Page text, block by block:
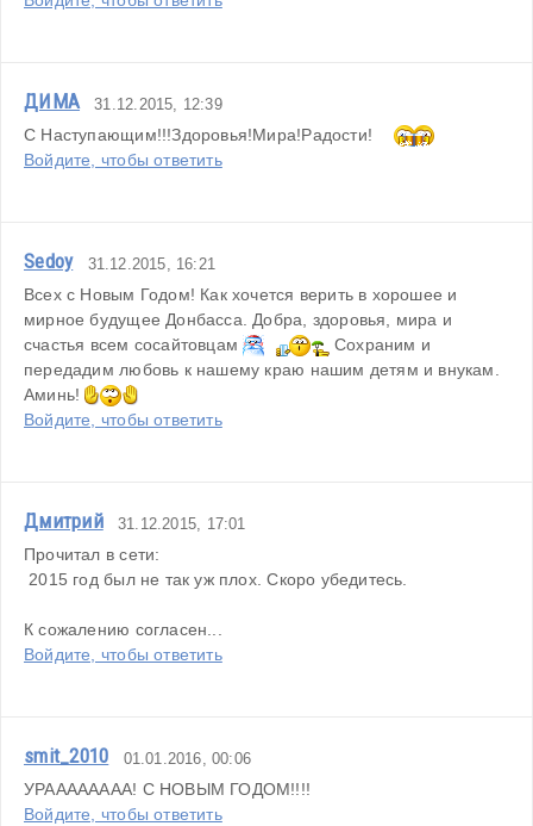
ДИМА 31.12.2015, 12:39
C Наступающим!!!Здоровья!Мира!Радости!
Войдите, чтобы ответить
Sedoy 31.12.2015, 16:21
Всех с Новым Годом! Как хочется верить в хорошее и
мирное будущее Донбасса. Добра, здоровья, мира и
счастья всем сосайтовцам
Сохраним и
передадим любовь к нашему краю нашим детям и внукам.
Аминь!
Войдите, чтобы ответить
Дмитрий 31.12.2015, 17:01
Прочитал в сети:
2015 год был не так уж плох. Скоро убедитесь.
К сожалению согласен...
Войдите, чтобы ответить
smit_2010 01.01.2016, 00:06
УРАААААААА! С НОВЫМ ГОДОМ!!!!
Войдите, чтобы ответить